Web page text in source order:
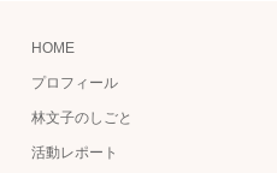
HOME
プロフィール
林文子のしごと
活動レポート